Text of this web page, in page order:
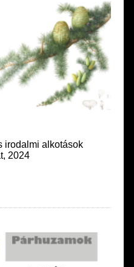
irodalmi alkotások
2024